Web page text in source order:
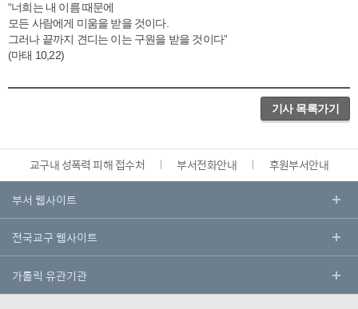
“너희는 내 이름 때문에
모든 사람에게 미움을 받을 것이다.
그러나 끝까지 견디는 이는 구원을 받을 것이다”
(마태 10,22)
기사 목록가기
교구내 성폭력 피해 접수처 부서전화안내 후원부서안내